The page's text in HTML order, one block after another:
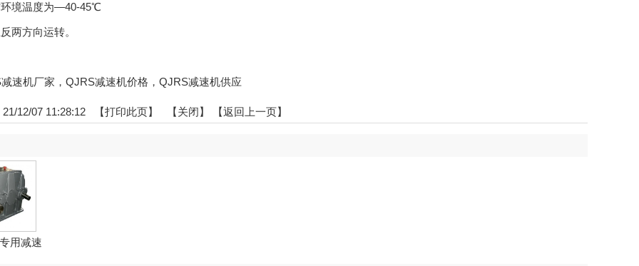
温度为—40-45℃
方向运转。
速机厂家，QJRS减速机价格，QJRS减速机供应
21/12/07 11:28:12 【打印此页】 【关闭】 【返回上一页】
用减速